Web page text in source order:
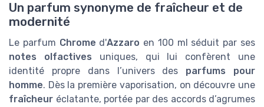
Un parfum synonyme de fraîcheur et de
modernité
Le parfum Chrome d'Azzaro en 100 ml séduit par ses
notes olfactives uniques, qui lui confèrent une
identité propre dans l’univers des parfums pour
homme. Dès la première vaporisation, on découvre une
fraîcheur éclatante, portée par des accords d’agrumes